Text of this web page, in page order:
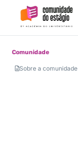
Comunidade
Sobre a comunidade